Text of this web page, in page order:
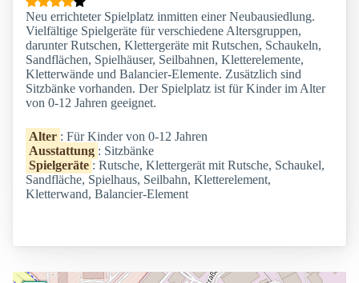
Neu errichteter Spielplatz inmitten einer Neubausiedlung.
Vielfältige Spielgeräte für verschiedene Altersgruppen,
darunter Rutschen, Klettergeräte mit Rutschen, Schaukeln,
Sandflächen, Spielhäuser, Seilbahnen, Kletterelemente,
Kletterwände und Balancier-Elemente. Zusätzlich sind
Sitzbänke vorhanden. Der Spielplatz ist für Kinder im Alter
von 0-12 Jahren geeignet.
Alter : Für Kinder von 0-12 Jahren
Ausstattung : Sitzbänke
Spielgeräte : Rutsche, Klettergerät mit Rutsche, Schaukel,
Sandfläche, Spielhaus, Seilbahn, Kletterelement,
Kletterwand, Balancier-Element